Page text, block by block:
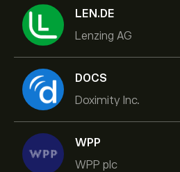
LEN.DE
Lenzing AG
DOCS
Doximity Inc.
WPP
WPP plc